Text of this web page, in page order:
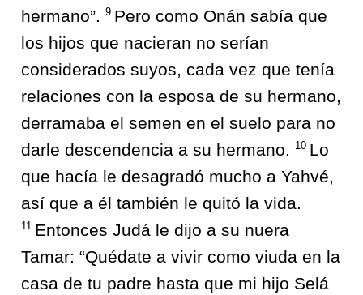
hermano”. 9 Pero como Onán sabía que
los hijos que nacieran no serían
considerados suyos, cada vez que tenía
relaciones con la esposa de su hermano,
derramaba el semen en el suelo para no
darle descendencia a su hermano.
10 Lo
que hacía le desagradó mucho a Yahvé,
así que a él también le quitó la vida.
11 Entonces Judá le dijo a su nuera
Tamar: “Quédate a vivir como viuda en la
casa de tu padre hasta que mi hijo Selá